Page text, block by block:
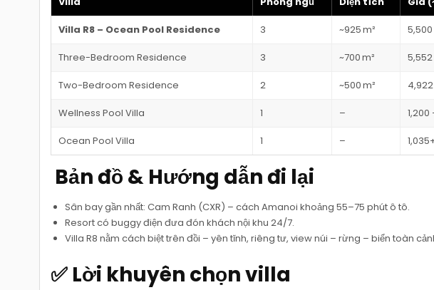
Villa R8 – Ocean Pool Residence 3 ~925 m²
Three-Bedroom Residence 3 ~700 m²
Two-Bedroom Residence 2 ~500 m²
Wellness Pool Villa 1 – 1,200
Ocean Pool Villa 1 –
️ Bản đồ & Hướng dẫn đi lại
Sân bay gần nhất: Cam Ranh (CXR) – cách Amanoi khoảng 55–75 phút ô tô.
Resort có buggy điện đưa đón khách nội khu 24/7.
Villa R8 nằm cách biệt trên đồi – yên tĩnh, riêng tư, view núi – rừng – biển toàn
✅ Lời khuyên chọn villa